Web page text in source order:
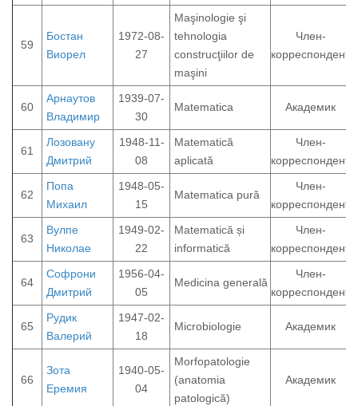
59
Бостан
Виорел
1972-08-
27
Maşinologie şi
tehnologia
construcţiilor de
maşini
Член-
корреспондент
60
Арнаутов
Владимир
1939-07-
30
Matematica Академик
61
Лозовану
Дмитрий
1948-11-
08
Matematică
aplicată
Член-
корреспондент
62
Попа
Михаил
1948-05-
15
Matematica pură
Член-
корреспондент
63
Вулпе
Николае
1949-02-
22
Matematică și
informatică
Член-
корреспондент
64
Софрони
Дмитрий
1956-04-
05
Medicina generală
Член-
корреспондент
65
Рудик
Валерий
1947-02-
18
Microbiologie Академик
66
Зота
Еремия
1940-05-
04
Morfopatologie
(anatomia
patologică)
Академик